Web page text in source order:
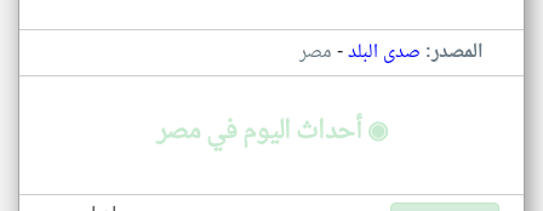
المصدر: صدى البلد-مصر
◉ أحداث اليوم في مصر